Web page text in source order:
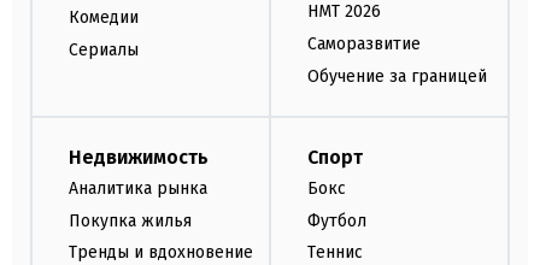
Комедии
Сериалы
НМТ 2026
Саморазвитие
Обучение за границей
Недвижимость
Аналитика рынка
Покупка жилья
Тренды и вдохновение
Спорт
Бокс
Футбол
Теннис